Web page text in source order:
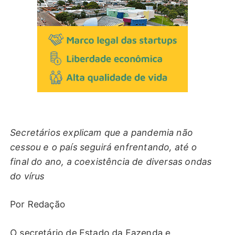
Secretários explicam que a pandemia não
cessou e o país seguirá enfrentando, até o
final do ano, a coexistência de diversas ondas
do vírus
Por Redação
O secretário de Estado da Fazenda e